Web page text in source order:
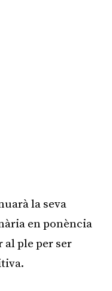
la seva
en ponència
al ple per ser